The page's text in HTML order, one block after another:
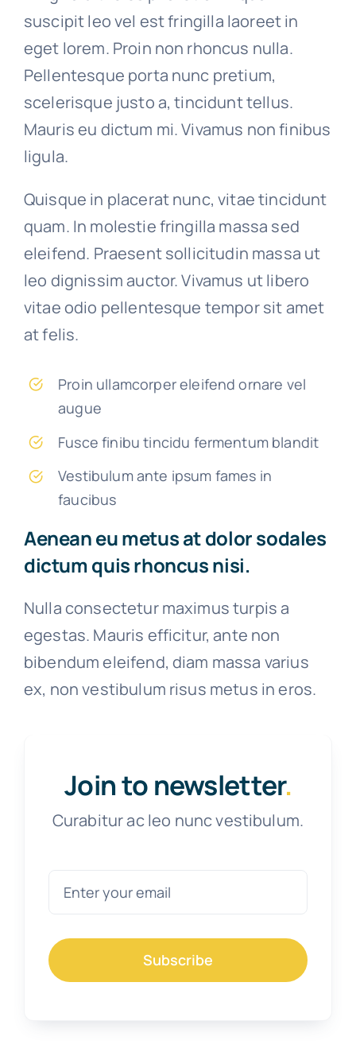
suscipit leo vel est fringilla laoreet in
eget lorem. Proin non rhoncus nulla.
Pellentesque porta nunc pretium,
scelerisque justo a, tincidunt tellus.
Mauris eu dictum mi. Vivamus non finibus
ligula.
Quisque in placerat nunc, vitae tincidunt
quam. In molestie fringilla massa sed
eleifend. Praesent sollicitudin massa ut
leo dignissim auctor. Vivamus ut libero
vitae odio pellentesque tempor sit amet
at felis.
Proin ullamcorper eleifend ornare vel
augue
Fusce finibu tincidu fermentum blandit
Vestibulum ante ipsum fames in
faucibus
Aenean eu metus at dolor sodales
dictum quis rhoncus nisi.
Nulla consectetur maximus turpis a
egestas. Mauris efficitur, ante non
bibendum eleifend, diam massa varius
ex, non vestibulum risus metus in eros.
Join to newsletter.
Curabitur ac leo nunc vestibulum.
Subscribe